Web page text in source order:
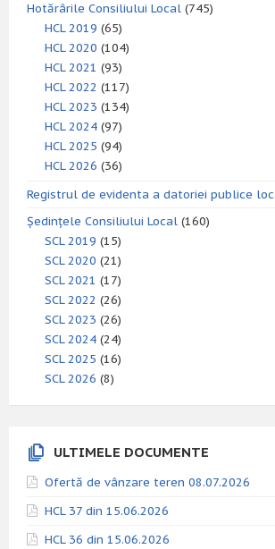
Hotărârile Consiliului Local (745)
HCL 2019 (65)
HCL 2020 (104)
HCL 2021 (93)
HCL 2022 (117)
HCL 2023 (134)
HCL 2024 (97)
HCL 2025 (94)
HCL 2026 (36)
Registrul de evidenta a datoriei publice
Ședințele Consiliului Local (160)
SCL 2019 (15)
SCL 2020 (21)
SCL 2021 (17)
SCL 2022 (26)
SCL 2023 (26)
SCL 2024 (24)
SCL 2025 (16)
SCL 2026 (8)
ULTIMELE DOCUMENTE
Ofertă de vânzare teren 08.07.2026
HCL 37 din 15.06.2026
HCL 36 din 15.06.2026